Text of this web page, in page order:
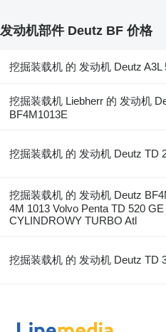
发动机部件 Deutz BF 价格
挖掘装载机 的 发动机 Deutz A3L
挖掘装载机 Liebherr 的 发动机
BF4M1013E
挖掘装载机 的 发动机 Deutz TD
挖掘装载机 的 发动机 Deutz
4M 1013 Volvo Penta TD 520 GE
CYLINDROWY TURBO Atl
挖掘装载机 的 发动机 Deutz TD